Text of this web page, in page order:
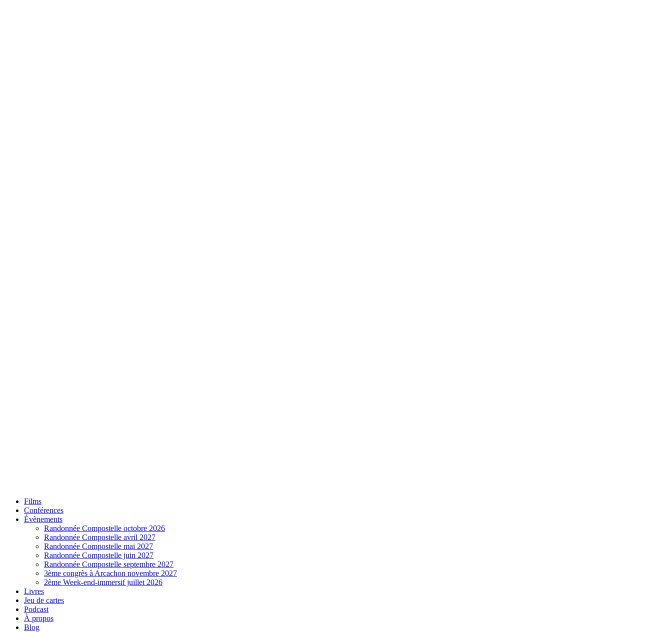
Films
Conférences
Évènements
Randonnée Compostelle octobre 2026
Randonnée Compostelle avril 2027
Randonnée Compostelle mai 2027
Randonnée Compostelle juin 2027
Randonnée Compostelle septembre 2027
3ème congrès à Arcachon novembre 2027
2ème Week-end-immersif juillet 2026
Livres
Jeu de cartes
Podcast
À propos
Blog